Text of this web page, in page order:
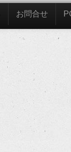
お問合せ